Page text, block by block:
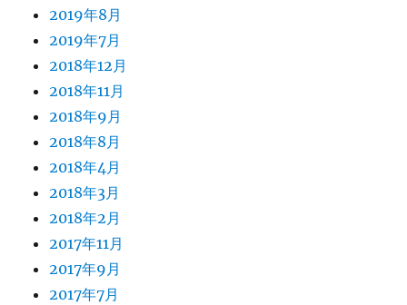
2019年8月
2019年7月
2018年12月
2018年11月
2018年9月
2018年8月
2018年4月
2018年3月
2018年2月
2017年11月
2017年9月
2017年7月